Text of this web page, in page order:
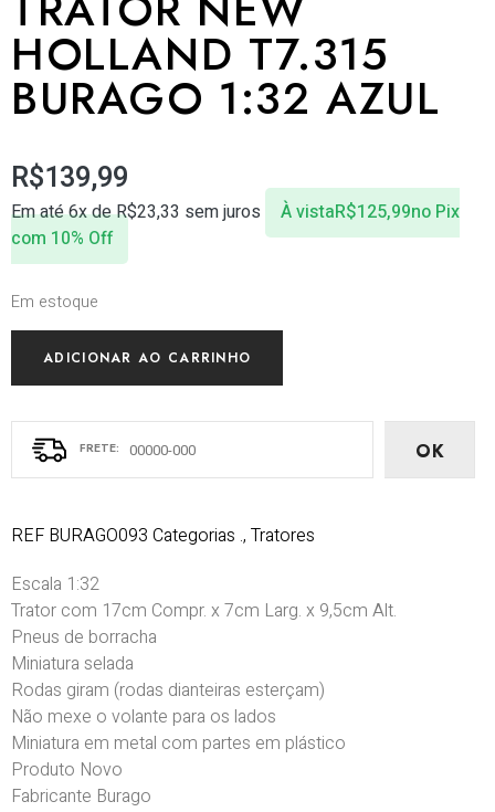
HOLLAND T7.315
BURAGO 1:32 AZUL
R$139,99
Em até 6x deR$23,33 sem juros À vistaR$125,99no Pix
com 10% Off
Em estoque
ADICIONAR AO CARRINHO
OK
REF BURAGO093 Categorias ., Tratores
Escala 1:32
Trator com 17cm Compr. x 7cm Larg. x 9,5cm Alt.
Pneus de borracha
Miniatura selada
Rodas giram (rodas dianteiras esterçam)
Não mexe o volante para os lados
Miniatura em metal com partes em plástico
Produto Novo
Fabricante Burago